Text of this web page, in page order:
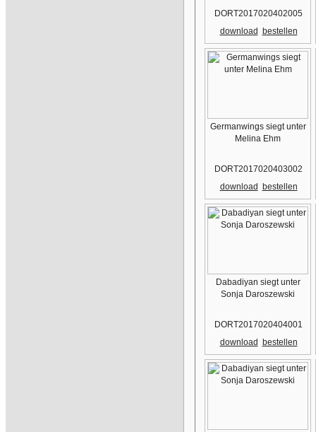
DORT2017020402005
download
bestellen
Germanwings siegt unter
Melina Ehm
DORT2017020403002
download
bestellen
Dabadiyan siegt unter
Sonja Daroszewski
DORT2017020404001
download
bestellen